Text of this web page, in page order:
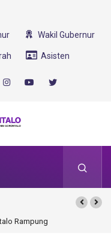
Wakil Gubernur
Asisten
Garuda